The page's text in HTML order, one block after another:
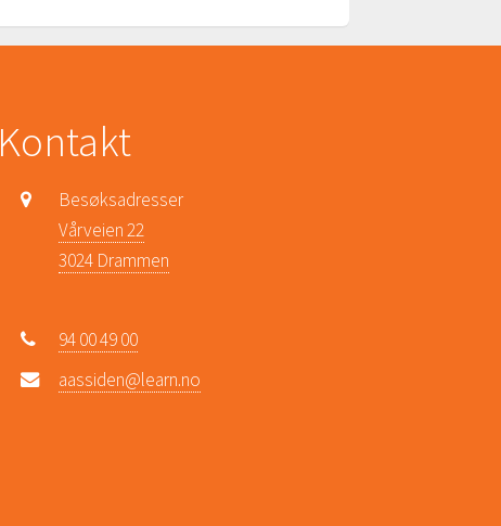
Kontakt
Besøksadresser
Vårveien 22
3024 Drammen
94 00 49 00
aassiden@learn.no